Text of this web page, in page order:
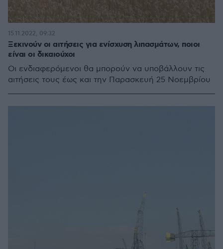
Ξεκινούν οι αιτήσεις για ενίσχυση λιπασμάτων, ποιοι
είναι οι δικαιούχοι
Οι ενδιαφερόμενοι θα μπορούν να υποβάλλουν τις
αιτήσεις τους έως και την Παρασκευή 25 Νοεμβρίου
15.11.2022, 09:32